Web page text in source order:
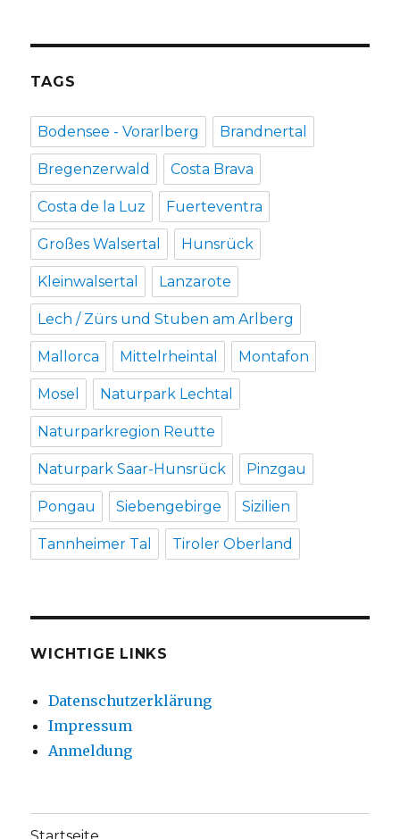
TAGS
Bodensee - Vorarlberg Brandnertal
Bregenzerwald Costa Brava
Costa de la Luz Fuerteventra
Großes Walsertal Hunsrück
Kleinwalsertal Lanzarote
Lech / Zürs und Stuben am Arlberg
Mallorca Mittelrheintal Montafon
Mosel Naturpark Lechtal
Naturparkregion Reutte
Naturpark Saar-Hunsrück Pinzgau
Pongau Siebengebirge Sizilien
Tannheimer Tal Tiroler Oberland
WICHTIGE LINKS
Datenschutzerklärung
Impressum
Anmeldung
Startseite